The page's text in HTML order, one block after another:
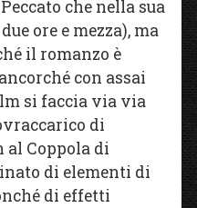
che nella sua
ore e mezza), ma
il romanzo è
con assai
si faccia via via
di
al Coppola di
di elementi di
di effetti